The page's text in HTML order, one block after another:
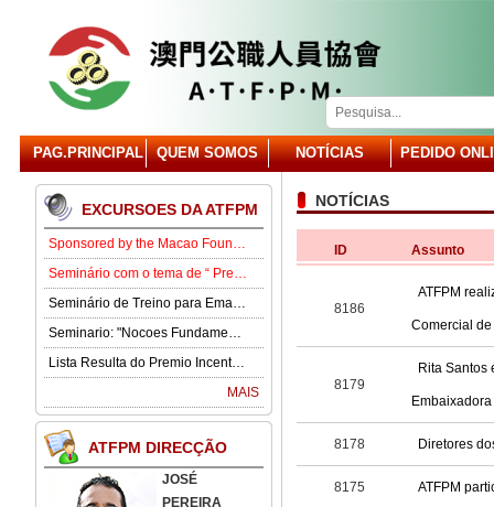
PAG.PRINCIPAL QUEM SOMOS NOTÍCIAS PEDIDO
EXCURSOES DA ATFPM
Sponsored by the Macao Foundation, the Macau Civil Servants Association (ATFPM) will organize the “Job Opportunities for Youth Seminar” at 3:00 p.m. on 15 August in our Association . Our guest speaker is Lawmaker José Pereira Coutinho.
Seminário com o tema de “ Prevenção e Controlo da Gota” .
Seminário de Treino para Emagrecimento.
Seminario: "Nocoes Fundamentais de Direito Comercialde Macau: Regime das Sociedades Comerciais,Orgaos Sociais, Direitos e Obrigagoes dos Socios"
Lista Resulta do Premio Incentivo 2026
MAIS
ATFPM DIRECÇÃO
JOSÉ
PEREIRA
NOTÍCIAS
ID Assunto
8186
ATFPM
Comercial
8179
Rita Santos
8178 Diretores
8175 ATFPM